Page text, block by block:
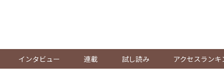
インタビュー 連載 試し読み アクセスランキ